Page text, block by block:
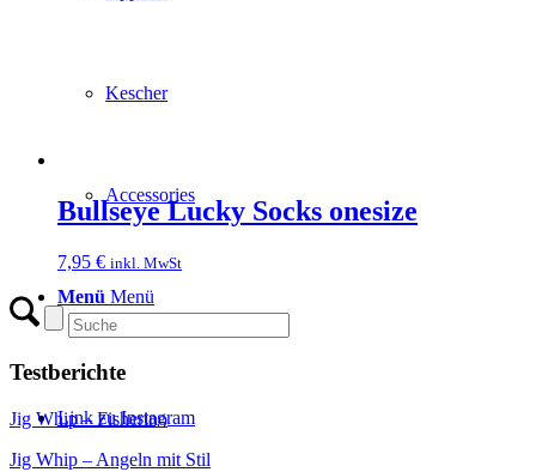
Kescher
Accessories
Menü Menü
Link zu Instagram
Bullseye Lucky Socks onesize
7,95 € inkl. MwSt
Testberichte
Jig Whip – Fisherino
Jig Whip – Angeln mit Stil